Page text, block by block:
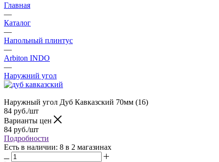
Главная
—
Каталог
—
Напольный плинтус
—
Arbiton INDO
—
Наружний угол
Наружный угол Дуб Кавказский 70мм (16)
84 руб./шт
Варианты цен
84 руб./шт
Подробности
Есть в наличии: 8 в 2 магазинах